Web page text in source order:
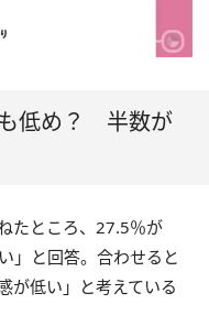
低め？ 半数が
たところ、27.5％が
」と回答。合わせると
が低い」と考えている